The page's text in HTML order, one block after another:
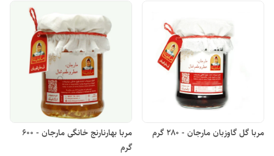
مربا گل گاوزبان مارجان - 280 گرم
مربا بهارنارنج خانگی مارجان - 600
گرم